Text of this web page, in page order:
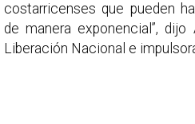
costarricenses que pueden
de manera exponencial”,
Liberación Nacional e